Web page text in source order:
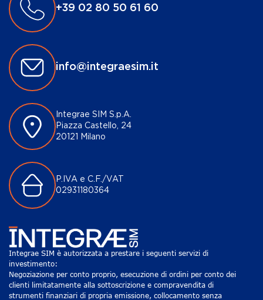
+39 02 80 50 61 60
info@integraesim.it
Integrae SIM S.p.A.
Piazza Castello, 24
20121 Milano
P.IVA e C.F./VAT
02931180364
Integrae SIM è autorizzata a prestare i seguenti servizi di
investimento:
Negoziazione per conto proprio, esecuzione di ordini per conto dei
clienti limitatamente alla sottoscrizione e compravendita di
strumenti finanziari di propria emissione, collocamento senza